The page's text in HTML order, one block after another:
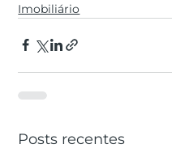
Imobiliário
Posts recentes